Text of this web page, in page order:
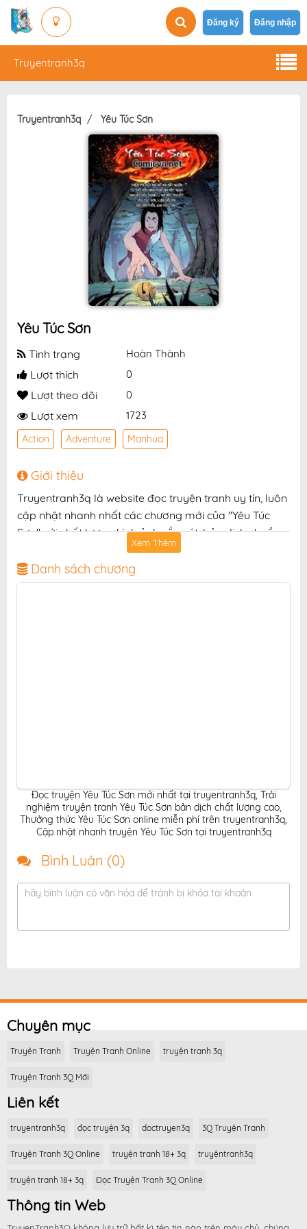
Đăng ký Đăng nhập
Truyentranh3q
Truyentranh3q Yêu Túc Sơn
Yêu Túc Sơn
Tình trạng Hoàn Thành
Lượt thích 0
Lượt theo dõi 0
Lượt xem 1723
Action Adventure Manhua
Giới thiệu
Truyentranh3q là website đọc truyện tranh uy tín, luôn
cập nhật nhanh nhất các chương mới của "Yêu Túc
Sơn" với chất lượng hình ảnh sắc nét, bản dịch chuẩn
và giao diện thân thiện, mang đến trải nghiệm đọc
truyện hấp dẫn, tiện lợi, hoàn toàn miễn phí cho độc
giả yêu thích truyện tranh online.
Xem Thêm
Danh sách chương
Đọc truyện Yêu Túc Sơn mới nhất tại truyentranh3q, Trải
nghiệm truyện tranh Yêu Túc Sơn bản dịch chất lượng cao,
Thưởng thức Yêu Túc Sơn online miễn phí trên truyentranh3q,
Cập nhật nhanh truyện Yêu Túc Sơn tại truyentranh3q
Bình Luận (0)
hãy bình luận có văn hóa để tránh bị khóa tài khoản
Chuyên mục
Truyện Tranh Truyện Tranh Online truyện tranh 3q
Truyện Tranh 3Q Mới
Liên kết
truyentranh3q đọc truyện 3q doctruyen3q 3Q Truyện Tranh
Truyện Tranh 3Q Online truyện tranh 18+ 3q truyệntranh3q
truyện tranh 18+ 3q Đọc Truyện Tranh 3Q Online
Thông tin Web